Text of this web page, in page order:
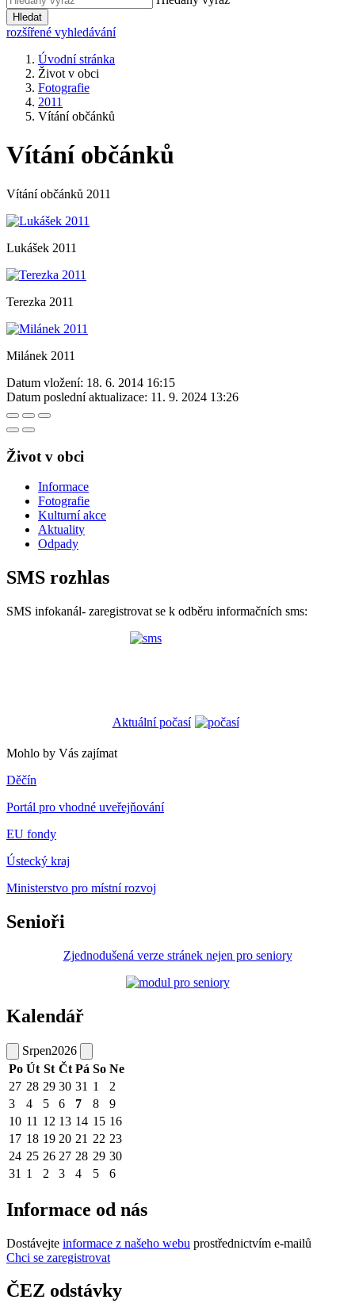
Hledat
rozšířené vyhledávání
Úvodní stránka
Život v obci
Fotografie
2011
Vítání občánků
Vítání občánků
Vítání občánků 2011
Lukášek 2011
Terezka 2011
Milánek 2011
Datum vložení: 18. 6. 2014 16:15
Datum poslední aktualizace: 11. 9. 2024 13:26
Život v obci
Informace
Fotografie
Kulturní akce
Aktuality
Odpady
SMS rozhlas
SMS infokanál- zaregistrovat se k odběru informačních sms:
Aktuální počasí
Mohlo by Vás zajímat
Děčín
Portál pro vhodné uveřejňování
EU fondy
Ústecký kraj
Ministerstvo pro místní rozvoj
Senioři
Zjednodušená verze stránek nejen pro seniory
Kalendář
Srpen2026
Po Út St Čt Pá So Ne
27 28 29 30 31 1
2
3
4 5 6 7 8
9
10 11 12 13 14 15 16
17 18 19 20 21 22 23
24 25 26 27 28 29 30
31 1 2 3 4 5 6
Informace od nás
Dostávejte informace z našeho webu prostřednictvím e-mailů
Chci se zaregistrovat
ČEZ odstávky